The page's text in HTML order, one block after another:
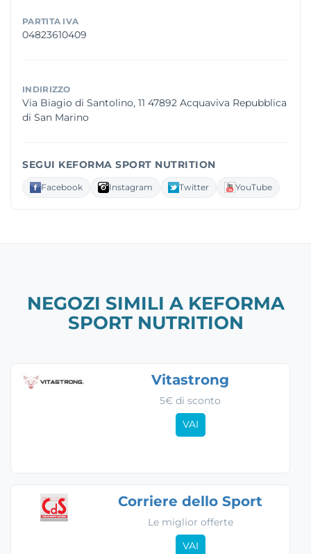
PARTITA IVA
04823610409
INDIRIZZO
Via Biagio di Santolino, 11 47892 Acquaviva Repubblica
di San Marino
SEGUI KEFORMA SPORT NUTRITION
Facebook Instagram Twitter YouTube
NEGOZI SIMILI A KEFORMA
SPORT NUTRITION
Vitastrong
5€ di sconto
VAI
Corriere dello Sport
Le miglior offerte
VAI